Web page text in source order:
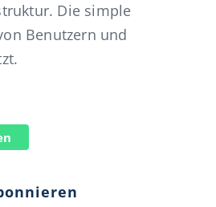
Die simple
Benutzern und